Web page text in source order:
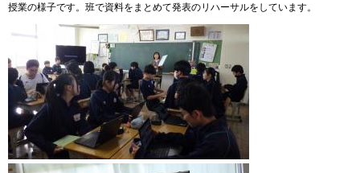
授業の様子です。班で資料をまとめて発表のリハーサルをしています。